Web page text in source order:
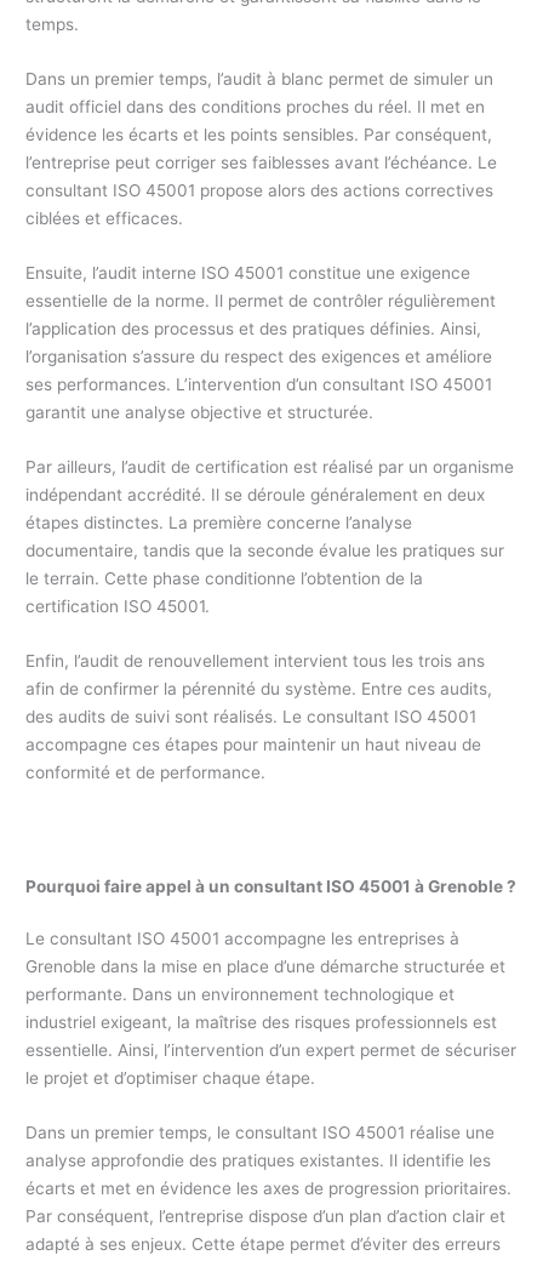
temps.
Dans un premier temps, l’audit à blanc permet de simuler un
audit officiel dans des conditions proches du réel. Il met en
évidence les écarts et les points sensibles. Par conséquent,
l’entreprise peut corriger ses faiblesses avant l’échéance. Le
consultant ISO 45001 propose alors des actions correctives
ciblées et efficaces.
Ensuite, l’audit interne ISO 45001 constitue une exigence
essentielle de la norme. Il permet de contrôler régulièrement
l’application des processus et des pratiques définies. Ainsi,
l’organisation s’assure du respect des exigences et améliore
ses performances. L’intervention d’un consultant ISO 45001
garantit une analyse objective et structurée.
Par ailleurs, l’audit de certification est réalisé par un organisme
indépendant accrédité. Il se déroule généralement en deux
étapes distinctes. La première concerne l’analyse
documentaire, tandis que la seconde évalue les pratiques sur
le terrain. Cette phase conditionne l’obtention de la
certification ISO 45001.
Enfin, l’audit de renouvellement intervient tous les trois ans
afin de confirmer la pérennité du système. Entre ces audits,
des audits de suivi sont réalisés. Le consultant ISO 45001
accompagne ces étapes pour maintenir un haut niveau de
conformité et de performance.
Pourquoi faire appel à un consultant ISO 45001 à Grenoble ?
Le consultant ISO 45001 accompagne les entreprises à
Grenoble dans la mise en place d’une démarche structurée et
performante. Dans un environnement technologique et
industriel exigeant, la maîtrise des risques professionnels est
essentielle. Ainsi, l’intervention d’un expert permet de sécuriser
le projet et d’optimiser chaque étape.
Dans un premier temps, le consultant ISO 45001 réalise une
analyse approfondie des pratiques existantes. Il identifie les
écarts et met en évidence les axes de progression prioritaires.
Par conséquent, l’entreprise dispose d’un plan d’action clair et
adapté à ses enjeux. Cette étape permet d’éviter des erreurs